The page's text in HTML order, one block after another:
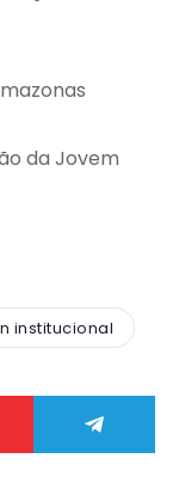
da Jovem
institucional